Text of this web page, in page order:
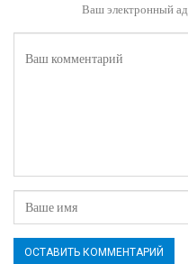
Ваш электронный